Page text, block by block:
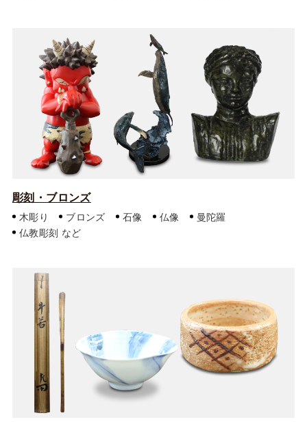
彫刻・ブロンズ
木彫り ブロンズ 石像 仏像
曼陀羅
仏教彫刻